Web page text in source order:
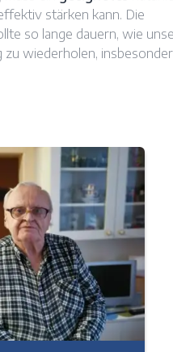
stärken kann. Die
so lange dauern, wie
zu wiederholen,